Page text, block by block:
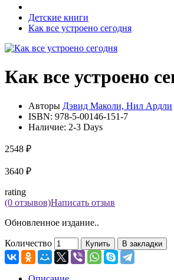
Детские книги
Как все устроено сегодня
Как все устроено
Авторы Дэвид Маколи, Нил Ардли
ISBN: 978-5-00146-151-7
Наличие: 2-3 Days
2548 ₽
3640 ₽
rating
(0 отзывов)Написать отзыв
Обновленное издание..
Количество Купить В закладки